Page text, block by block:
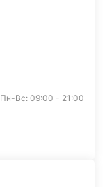
Пн-Вс: 09:00 - 21:00